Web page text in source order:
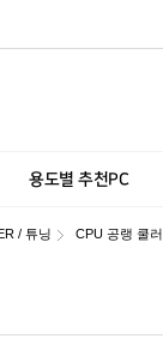
용도별 추천PC
/ 튜닝 CPU 공랭 쿨러